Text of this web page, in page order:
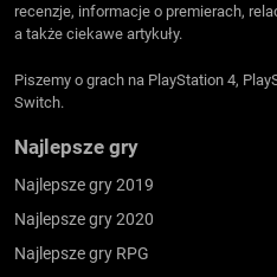
recenzje, informacje o premierach,
a także ciekawe artykuły.
Piszemy o grach na PlayStation 4,
Switch.
Najlepsze gry
Najlepsze gry 2019
Najlepsze gry 2020
Najlepsze gry RPG